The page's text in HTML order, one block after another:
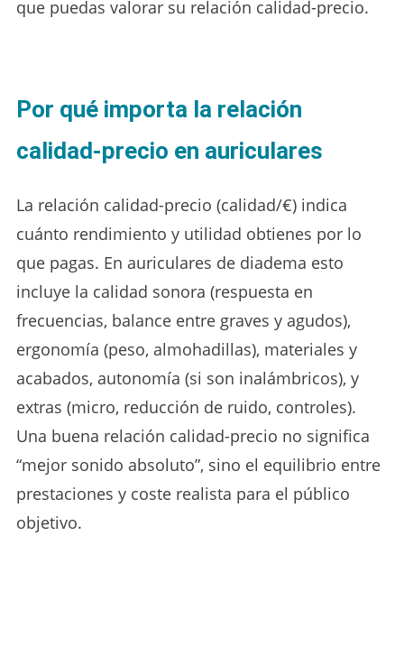
que puedas valorar su relación calidad-precio.
Por qué importa la relación
calidad-precio en auriculares
La relación calidad-precio (calidad/€) indica
cuánto rendimiento y utilidad obtienes por lo
que pagas. En auriculares de diadema esto
incluye la calidad sonora (respuesta en
frecuencias, balance entre graves y agudos),
ergonomía (peso, almohadillas), materiales y
acabados, autonomía (si son inalámbricos), y
extras (micro, reducción de ruido, controles).
Una buena relación calidad-precio no significa
“mejor sonido absoluto”, sino el equilibrio entre
prestaciones y coste realista para el público
objetivo.